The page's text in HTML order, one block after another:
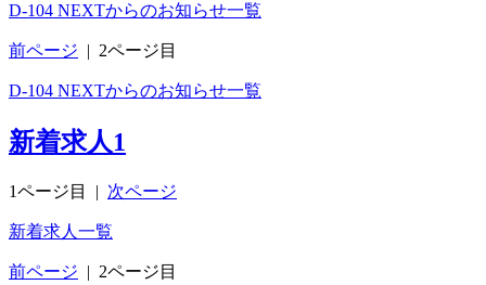
D-104 NEXTからのお知らせ一覧
前ページ | 2ページ目
D-104 NEXTからのお知らせ一覧
新着求人1
1ページ目 | 次ページ
新着求人一覧
前ページ | 2ページ目